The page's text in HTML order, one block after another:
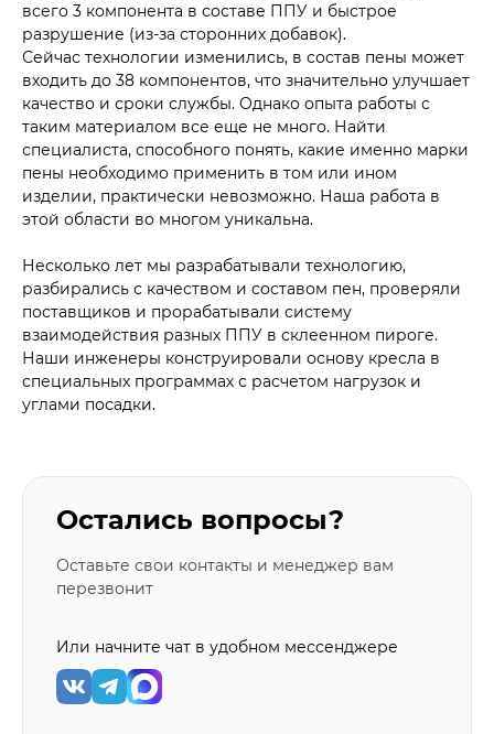
всего 3 компонента в составе ППУ и быстрое
разрушение (из-за сторонних добавок).
Сейчас технологии изменились, в состав пены может
входить до 38 компонентов, что значительно улучшает
качество и сроки службы. Однако опыта работы с
таким материалом все еще не много. Найти
специалиста, способного понять, какие именно марки
пены необходимо применить в том или ином
изделии, практически невозможно. Наша работа в
этой области во многом уникальна.
Несколько лет мы разрабатывали технологию,
разбирались с качеством и составом пен, проверяли
поставщиков и прорабатывали систему
взаимодействия разных ППУ в склеенном пироге.
Наши инженеры конструировали основу кресла в
специальных программах с расчетом нагрузок и
углами посадки.
Остались вопросы?
Оставьте свои контакты и менеджер вам
перезвонит
Или начните чат в удобном мессенджере